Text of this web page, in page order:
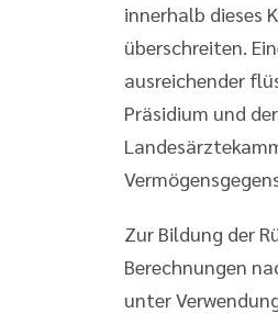
innerhalb dieses
überschreiten.
ausreichender
Präsidium und
Zur Bildung der
Berechnungen
unter